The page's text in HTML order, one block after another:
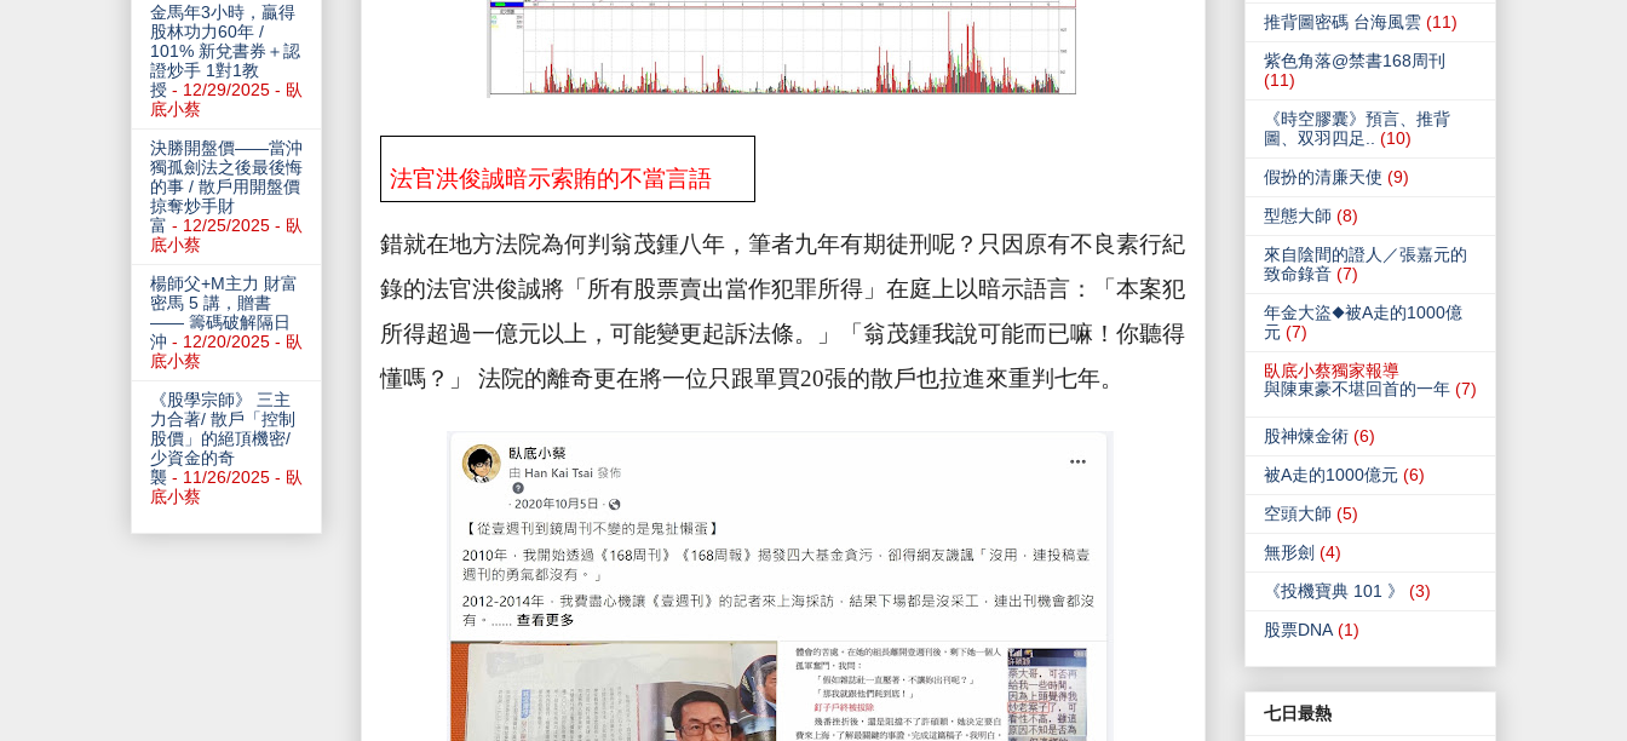
法官洪俊誠暗示索賄的不當言語
錯就在地方法院為何判翁茂鍾八年，筆者九年有期徒刑呢？只因原有不良素行紀
錄的法官洪俊誠將「所有股票賣出當作犯罪所得」在庭上以暗示語言：「本案犯
所得超過一億元以上，可能變更起訴法條。」「翁茂鍾我說可能而已嘛！你聽得
懂嗎？」 法院的離奇更在將一位只跟單買20張的散戶也拉進來重判七年。
金馬年3小時，贏得
股林功力60年 /
101% 新兌書券＋認
證炒手 1對1教
授 - 12/29/2025 - 臥
底小蔡
決勝開盤價——當沖
獨孤劍法之後最後悔
的事 / 散戶用開盤價
掠奪炒手財
富 - 12/25/2025 - 臥
底小蔡
楊師父+M主力 財富
密馬 5 講，贈書
—— 籌碼破解隔日
沖 - 12/20/2025 - 臥
底小蔡
《股學宗師》 三主
力合著/ 散戶「控制
股價」的絕頂機密/
少資金的奇
襲 - 11/26/2025 - 臥
底小蔡
推背圖密碼 台海風雲 (11)
紫色角落@禁書168周刊
(11)
《時空膠囊》預言、推背
圖、双羽四足..
(10)
假扮的清廉天使 (9)
型態大師 (8)
來自陰間的證人／張嘉元的
致命錄音 (7)
年金大盜◆被A走的1000億
元 (7)
臥底小蔡獨家報導
與陳東豪不堪回首的一年 (7)
股神煉金術 (6)
被A走的1000億元 (6)
空頭大師 (5)
無形劍 (4)
《投機寶典 101 》
(3)
股票DNA (1)
七日最熱